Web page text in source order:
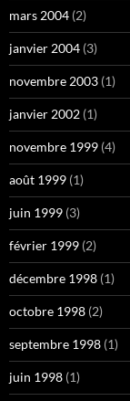
mars 2004 (2)
janvier 2004 (3)
novembre 2003 (1)
janvier 2002 (1)
novembre 1999 (4)
août 1999 (1)
juin 1999 (3)
février 1999 (2)
décembre 1998 (1)
octobre 1998 (2)
septembre 1998 (1)
juin 1998 (1)